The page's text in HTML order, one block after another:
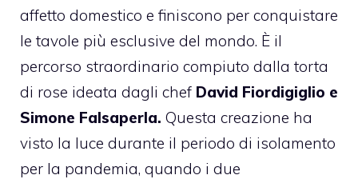
affetto domestico e finiscono per conquistare
le tavole più esclusive del mondo. È il
percorso straordinario compiuto dalla torta
di rose ideata dagli chef David Fiordigiglio e
Simone Falsaperla. Questa creazione ha
visto la luce durante il periodo di isolamento
per la pandemia, quando i due